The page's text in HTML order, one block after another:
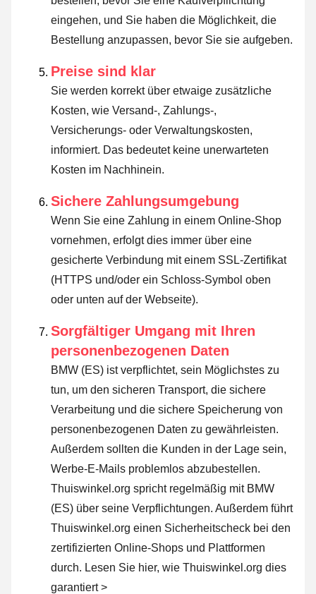
eingehen, und Sie haben die Möglichkeit, die
Bestellung anzupassen, bevor Sie sie aufgeben.
Preise sind klar
Sie werden korrekt über etwaige zusätzliche
Kosten, wie Versand-, Zahlungs-,
Versicherungs- oder Verwaltungskosten,
informiert. Das bedeutet keine unerwarteten
Kosten im Nachhinein.
Sichere Zahlungsumgebung
Wenn Sie eine Zahlung in einem Online-Shop
vornehmen, erfolgt dies immer über eine
gesicherte Verbindung mit einem SSL-Zertifikat
(HTTPS und/oder ein Schloss-Symbol oben
oder unten auf der Webseite).
Sorgfältiger Umgang mit Ihren
personenbezogenen Daten
BMW (ES) ist verpflichtet, sein Möglichstes zu
tun, um den sicheren Transport, die sichere
Verarbeitung und die sichere Speicherung von
personenbezogenen Daten zu gewährleisten.
Außerdem sollten die Kunden in der Lage sein,
Werbe-E-Mails problemlos abzubestellen.
Thuiswinkel.org spricht regelmäßig mit BMW
(ES) über seine Verpflichtungen. Außerdem führt
Thuiswinkel.org einen Sicherheitscheck bei den
zertifizierten Online-Shops und Plattformen
durch. Lesen Sie hier, wie Thuiswinkel.org dies
garantiert >